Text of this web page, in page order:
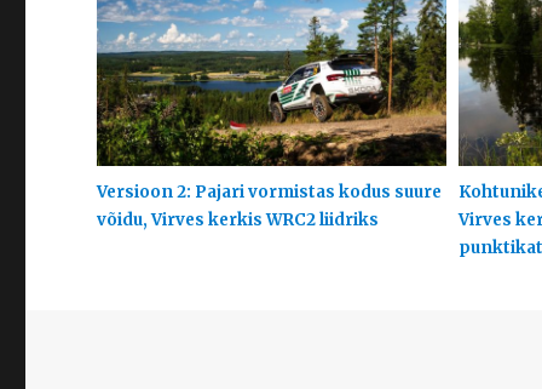
Versioon 2: Pajari vormistas kodus suure
võidu, Virves kerkis WRC2 liidriks
Virves